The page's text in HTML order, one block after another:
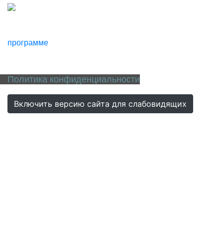
программе
Политика конфиденциальности
Включить версию сайта для слабовидящих